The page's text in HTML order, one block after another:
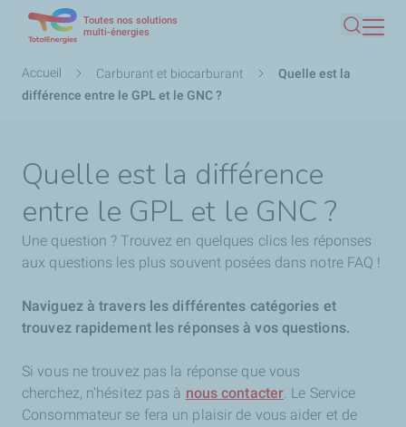
contenu
principal
Toutes nos solutions
multi-énergies
Fil
d'Ariane
Accueil Carburant et biocarburant
Quelle est la
différence entre le GPL et le GNC ?
Quelle est la différence
entre le GPL et le GNC ?
Une question ? Trouvez en quelques clics les réponses
aux questions les plus souvent posées dans notre FAQ !
Naviguez à travers les différentes catégories et
trouvez rapidement les réponses à vos questions.
Si vous ne trouvez pas la réponse que vous
cherchez, n'hésitez pas à nous contacter. Le Service
Consommateur se fera un plaisir de vous aider et de